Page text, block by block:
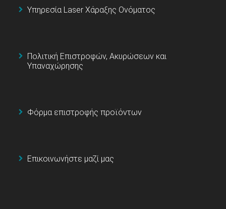
Υπηρεσία Laser Χάραξης Ονόματος
Πολιτική Επιστροφών, Ακυρώσεων και
Υπαναχώρησης
Φόρμα επιστροφής προϊόντων
Επικοινωνήστε μαζί μας